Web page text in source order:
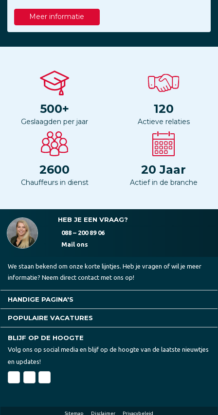
Meer informatie
500+
Geslaagden per jaar
120
Actieve relaties
2600
Chauffeurs in dienst
20 Jaar
Actief in de branche
HEB JE EEN VRAAG?
088 – 200 89 06
Mail ons
We staan bekend om onze korte lijntjes. Heb je vragen of wil je meer
informatie? Neem direct contact met ons op!
HANDIGE PAGINA'S
POPULAIRE VACATURES
BLIJF OP DE HOOGTE
Volg ons op social media en blijf op de hoogte van de laatste nieuwtjes
en updates!
Sitemap Disclaimer Privacybeleid